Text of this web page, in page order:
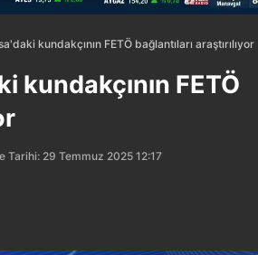
kundakçının FETÖ bağlantıları araştırılıyor
kundakçının FETÖ
Tarihi: 29 Temmuz 2025 12:17